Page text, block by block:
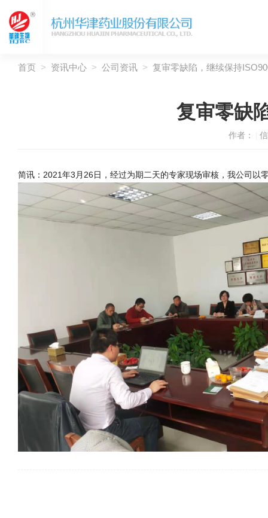
首页 > 资讯中心 > 公司资讯 > 复审零缺陷，继续保持
复审零缺
作者：
简讯：2021年3月26日，经过为期二天的专家现场审核，我公司以